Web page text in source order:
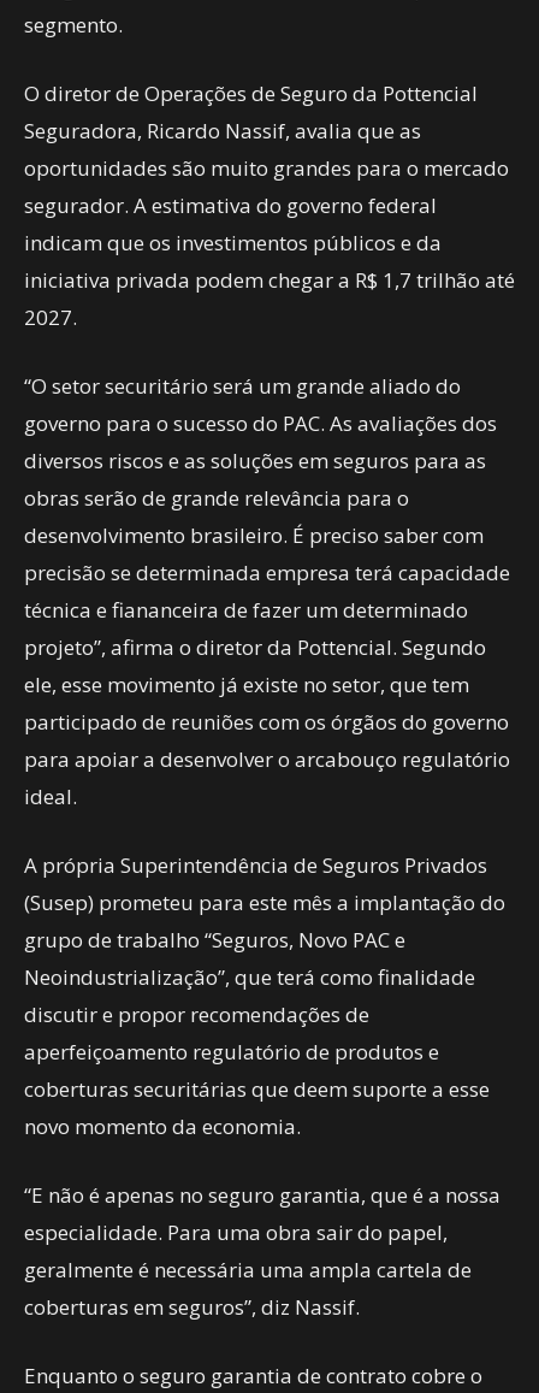
segmento.
O diretor de Operações de Seguro da Pottencial
Seguradora, Ricardo Nassif, avalia que as
oportunidades são muito grandes para o mercado
segurador. A estimativa do governo federal
indicam que os investimentos públicos e da
iniciativa privada podem chegar a R$ 1,7 trilhão até
2027.
“O setor securitário será um grande aliado do
governo para o sucesso do PAC. As avaliações dos
diversos riscos e as soluções em seguros para as
obras serão de grande relevância para o
desenvolvimento brasileiro. É preciso saber com
precisão se determinada empresa terá capacidade
técnica e fiananceira de fazer um determinado
projeto”, afirma o diretor da Pottencial. Segundo
ele, esse movimento já existe no setor, que tem
participado de reuniões com os órgãos do governo
para apoiar a desenvolver o arcabouço regulatório
ideal.
A própria Superintendência de Seguros Privados
(Susep) prometeu para este mês a implantação do
grupo de trabalho “Seguros, Novo PAC e
Neoindustrialização”, que terá como finalidade
discutir e propor recomendações de
aperfeiçoamento regulatório de produtos e
coberturas securitárias que deem suporte a esse
novo momento da economia.
“E não é apenas no seguro garantia, que é a nossa
especialidade. Para uma obra sair do papel,
geralmente é necessária uma ampla cartela de
coberturas em seguros”, diz Nassif.
Enquanto o seguro garantia de contrato cobre o